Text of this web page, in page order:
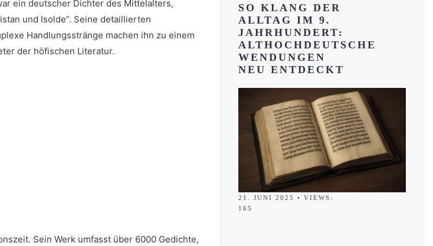
ein deutscher Dichter des Mittelalters,
und Isolde”. Seine detaillierten
Handlungsstränge machen ihn zu einem
der höfischen Literatur.
Sein Werk umfasst über 6000 Gedichte,
SO KLANG DER
ALLTAG IM 9.
JAHRHUNDERT:
ALTHOCHDEUTSCHE
WENDUNGEN
NEU ENTDECKT
21. JUNI 2025 • VIEWS:
165